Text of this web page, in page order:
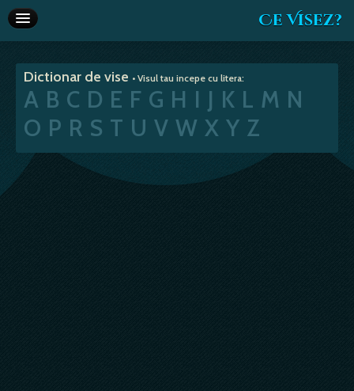
Ce Visez?
Interpretare vise
Articole
Va recomandam
Dictionar de vise • Visul tau incepe cu litera:
A B C D E F G H I J K L M N
O P R S T U V W X Y Z